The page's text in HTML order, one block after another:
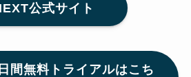
公式サイト
間無料トライアルはこち